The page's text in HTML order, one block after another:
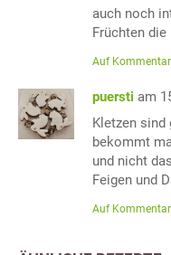
auch noch
Früchten die
Auf
puersti am
Kletzen sind
bekommt
und nicht
Feigen und
Auf